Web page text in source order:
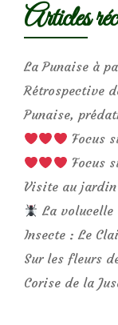
Articles
La Punaise à
Rétrospective
Punaise,
Focus
Focus
Visite au
La volucelle
Insecte : Le
Sur les fleurs
Corise de la